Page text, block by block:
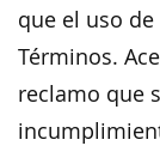
que el uso
Términos.
reclamo que